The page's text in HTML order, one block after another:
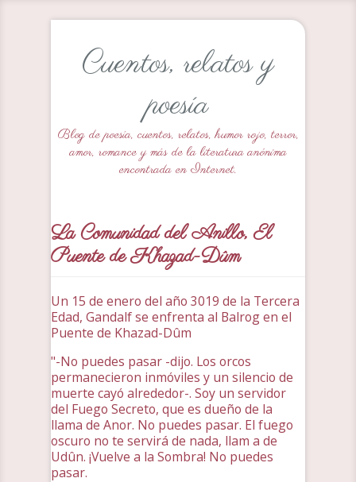
Cuentos, relatos y
poesía
Blog de poesía, cuentos, relatos, humor rojo, terror,
amor, romance y más de la literatura anónima
encontrada en Internet.
La Comunidad del Anillo, El
Puente de Khazad-Dûm
Un 15 de enero del año 3019 de la Tercera
Edad, Gandalf se enfrenta al Balrog en el
Puente de Khazad-Dûm
"-No puedes pasar -dijo. Los orcos
permanecieron inmóviles y un silencio de
muerte cayó alrededor-. Soy un servidor
del Fuego Secreto, que es dueño de la
llama de Anor. No puedes pasar. El fuego
oscuro no te servirá de nada, llam a de
Udûn. ¡Vuelve a la Sombra! No puedes
pasar.